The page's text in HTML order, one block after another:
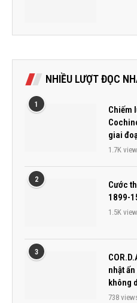
NHIỀU LƯỢT ĐỌC
1
Chiếm
giai
1.7K
2
Cước
1899-
1.5K
3
nhật
không
738